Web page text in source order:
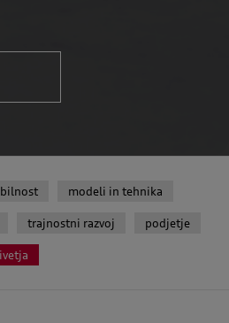
modeli in tehnika
trajnostni razvoj podjetje